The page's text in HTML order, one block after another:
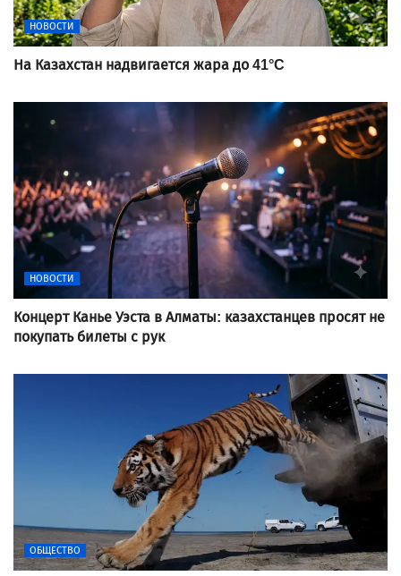
НОВОСТИ
На Казахстан надвигается жара до 41°C
НОВОСТИ
Концерт Канье Уэста в Алматы: казахстанцев просят не
покупать билеты с рук
ОБЩЕСТВО